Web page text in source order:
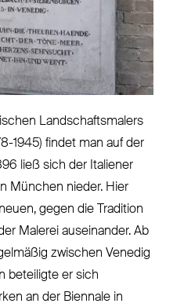
Landschaftsmalers
1945) findet man auf der
ließ sich der Italiener
München nieder. Hier
gegen die Tradition
Malerei auseinander. Ab
zwischen Venedig
beteiligte er sich
an der Biennale in